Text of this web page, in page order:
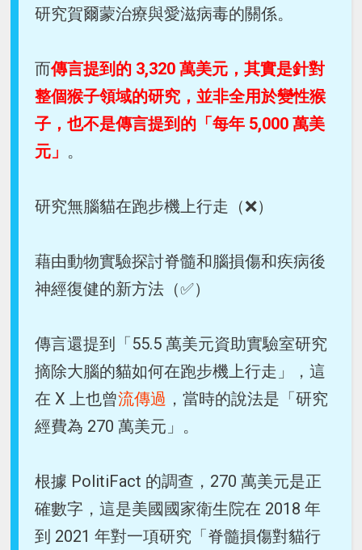
研究賀爾蒙治療與愛滋病毒的關係。
而傳言提到的 3,320 萬美元，其實是針對
整個猴子領域的研究，並非全用於變性猴
子，也不是傳言提到的「每年 5,000 萬美
元」 。
研究無腦貓在跑步機上行走（❌）
藉由動物實驗探討脊髓和腦損傷和疾病後
神經復健的新方法（✅）
傳言還提到「55.5 萬美元資助實驗室研究
摘除大腦的貓如何在跑步機上行走」，這
在 X 上也曾流傳過 ，當時的說法是「研究
經費為 270 萬美元」。
根據 PolitiFact 的調查，270 萬美元是正
確數字，這是美國國家衛生院在 2018 年
到 2021 年對一項研究「脊髓損傷對貓行